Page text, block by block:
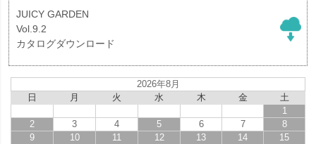
JUICY GARDEN
Vol.9.2
カタログダウンロード
2026年8月
日
月 火 水 木 金
土
1
2
3 4 5 6 7
8
9
10 11 12 13 14
15